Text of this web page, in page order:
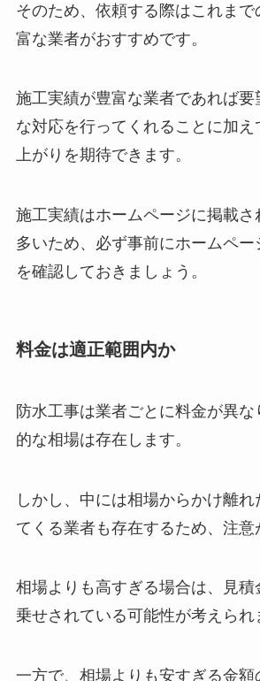
そのため、依頼する際はこれまで
富な業者がおすすめです。
施工実績が豊富な業者であれば要
な対応を行ってくれることに加
上がりを期待できます。
施工実績はホームページに掲載
多いため、必ず事前にホームペ
を確認しておきましょう。
料金は適正範囲内か
防水工事は業者ごとに料金が異
的な相場は存在します。
しかし、中には相場からかけ離れ
てくる業者も存在するため、注意
相場よりも高すぎる場合は、見積
乗せされている可能性が考えられ
一方で、相場よりも安すぎる金